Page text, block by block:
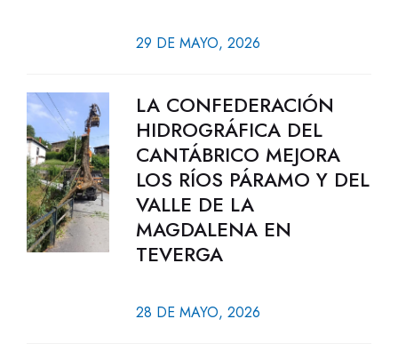
29 DE MAYO, 2026
LA CONFEDERACIÓN
HIDROGRÁFICA DEL
CANTÁBRICO MEJORA
LOS RÍOS PÁRAMO Y DEL
VALLE DE LA
MAGDALENA EN
TEVERGA
28 DE MAYO, 2026